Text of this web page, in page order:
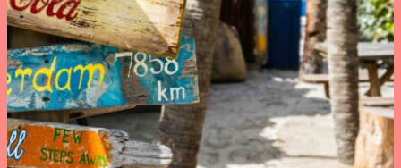
Voorwaarden
Schade Melden
Veelgestelde vragen